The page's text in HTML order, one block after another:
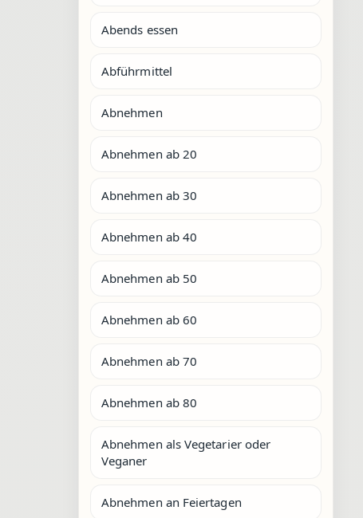
Abends essen
Abführmittel
Abnehmen
Abnehmen ab 20
Abnehmen ab 30
Abnehmen ab 40
Abnehmen ab 50
Abnehmen ab 60
Abnehmen ab 70
Abnehmen ab 80
Abnehmen als Vegetarier oder
Veganer
Abnehmen an Feiertagen